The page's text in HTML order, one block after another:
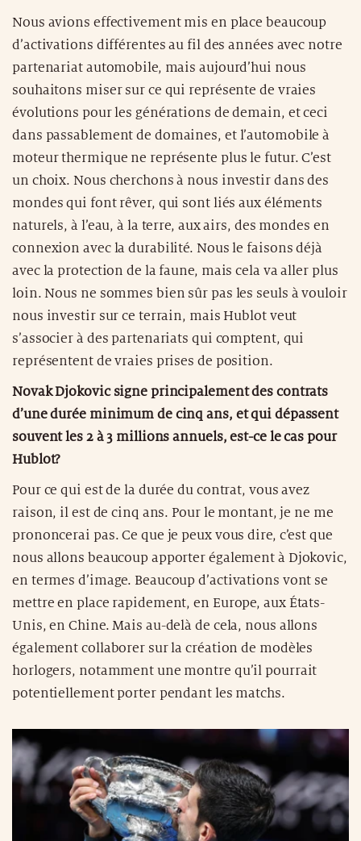
Nous avions effectivement mis en place beaucoup
d’activations différentes au fil des années avec notre
partenariat automobile, mais aujourd’hui nous
souhaitons miser sur ce qui représente de vraies
évolutions pour les générations de demain, et ceci
dans passablement de domaines, et l’automobile à
moteur thermique ne représente plus le futur. C’est
un choix. Nous cherchons à nous investir dans des
mondes qui font rêver, qui sont liés aux éléments
naturels, à l’eau, à la terre, aux airs, des mondes en
connexion avec la durabilité. Nous le faisons déjà
avec la protection de la faune, mais cela va aller plus
loin. Nous ne sommes bien sûr pas les seuls à vouloir
nous investir sur ce terrain, mais Hublot veut
s’associer à des partenariats qui comptent, qui
représentent de vraies prises de position.
Novak Djokovic signe principalement des contrats
d’une durée minimum de cinq ans, et qui dépassent
souvent les 2 à 3 millions annuels, est-ce le cas pour
Hublot?
Pour ce qui est de la durée du contrat, vous avez
raison, il est de cinq ans. Pour le montant, je ne me
prononcerai pas. Ce que je peux vous dire, c’est que
nous allons beaucoup apporter également à Djokovic,
en termes d’image. Beaucoup d’activations vont se
mettre en place rapidement, en Europe, aux États-
Unis, en Chine. Mais au-delà de cela, nous allons
également collaborer sur la création de modèles
horlogers, notamment une montre qu’il pourrait
potentiellement porter pendant les matchs.